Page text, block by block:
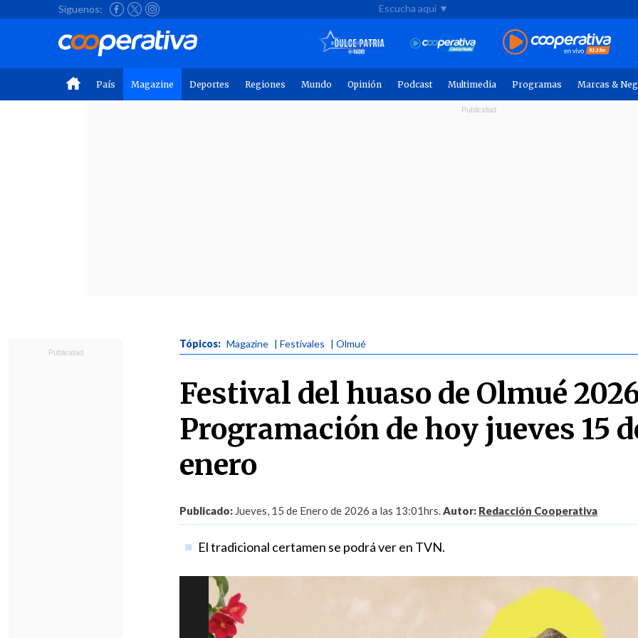
Síguenos: Escucha aquí ▼
País Magazine Deportes Regiones Mundo Opinión Podcast Multimedia Programas Marcas &
Tópicos: Magazine | Festivales | Olmué
Festival del huaso de Olmué
Programación de hoy jueves 15
enero
Publicado: Jueves, 15 de Enero de 2026 a las 13:01hrs.Autor: Redacción Cooperativa
El tradicional certamen se podrá ver en TVN.